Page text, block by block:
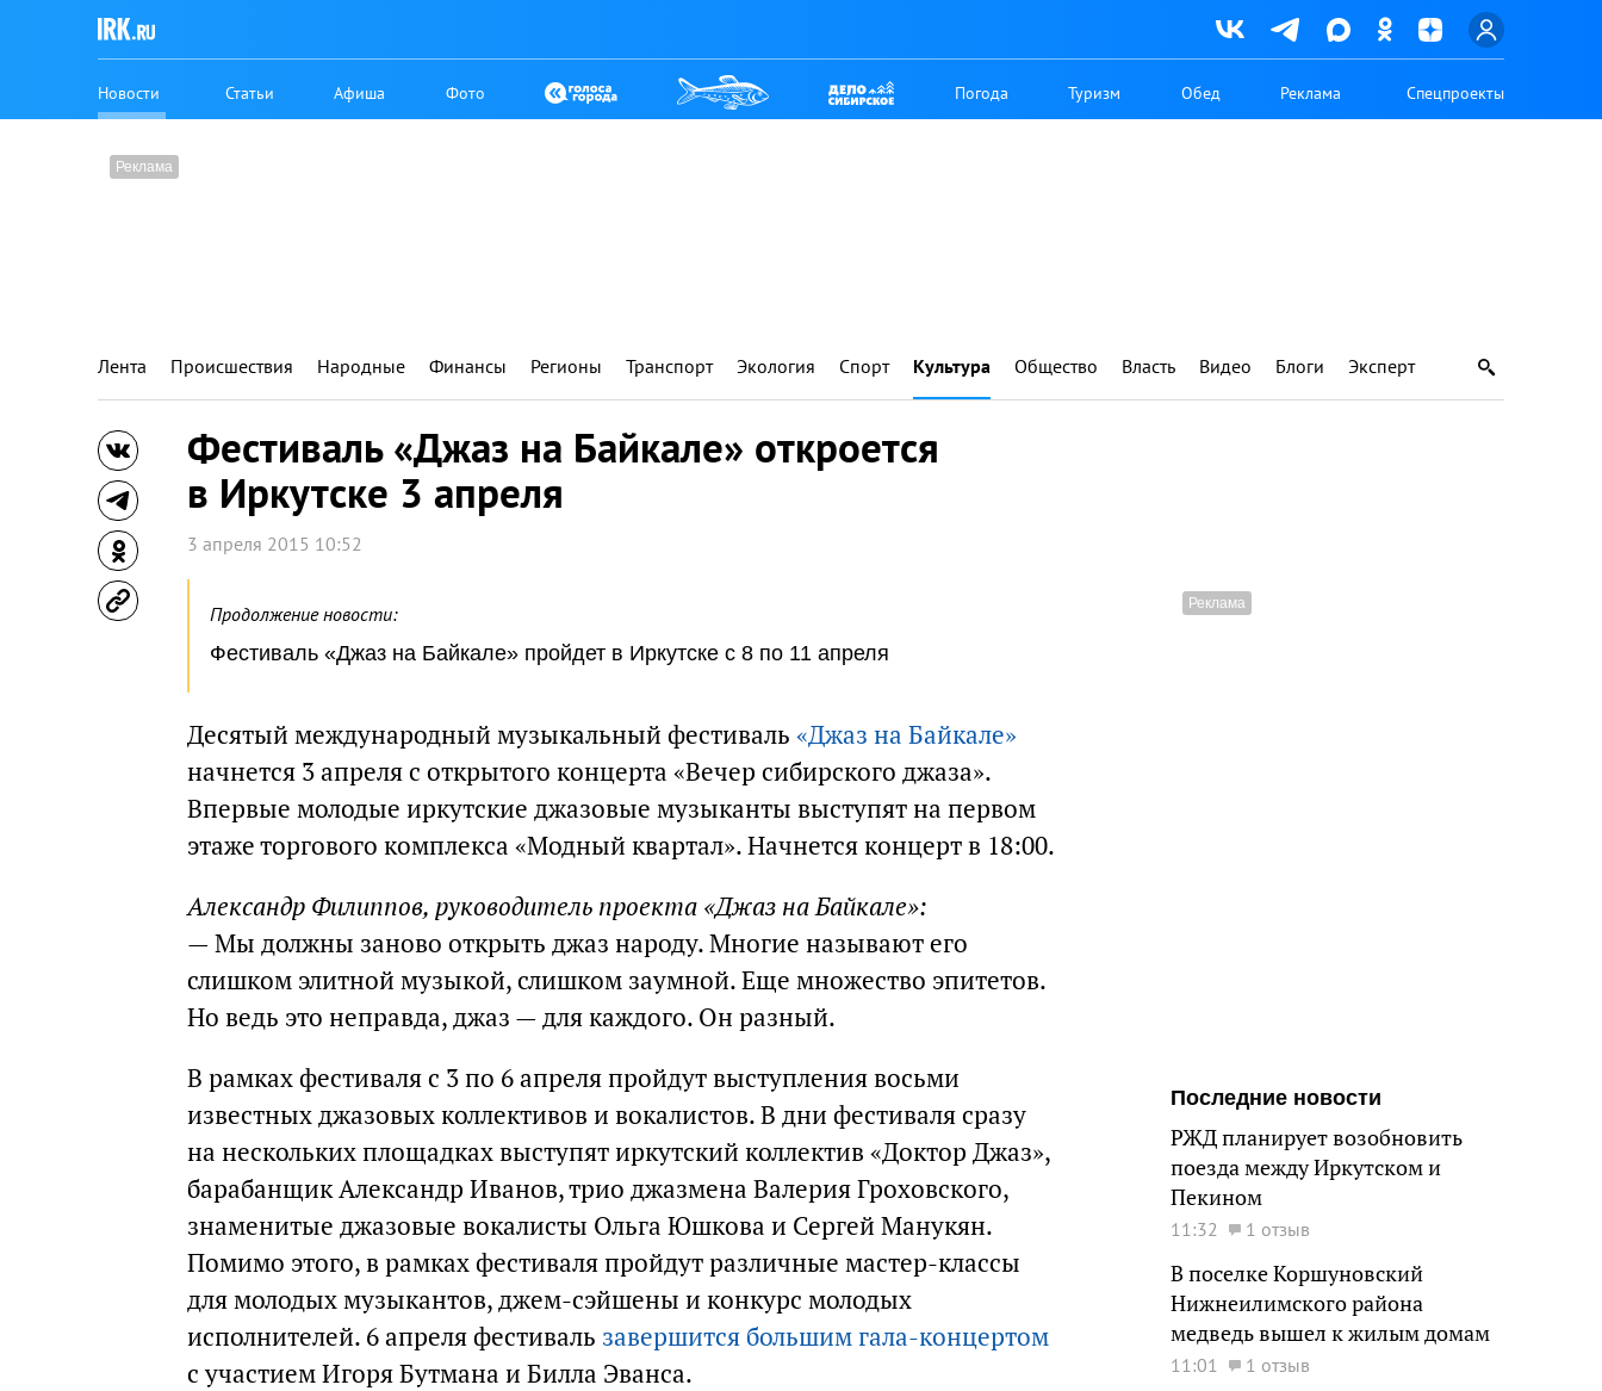
Новости Статьи Афиша Фото Погода Туризм Обед Реклама Спецпроекты
Лента Происшествия Народные Финансы Регионы Транспорт Экология Спорт Культура Общество Власть Видео Блоги Эксперт
Фестиваль «Джаз на Байкале» откроется
в Иркутске 3 апреля
3 апреля 2015 10:52
Продолжение новости:
Фестиваль «Джаз на Байкале» пройдет в Иркутске с 8 по 11 апреля
Десятый международный музыкальный фестиваль «Джаз на Байкале»
начнется 3 апреля с открытого концерта «Вечер сибирского джаза».
Впервые молодые иркутские джазовые музыканты выступят на первом
этаже торгового комплекса «Модный квартал». Начнется концерт в 18:00.
Александр Филиппов, руководитель проекта «Джаз на Байкале»:
— Мы должны заново открыть джаз народу. Многие называют его
слишком элитной музыкой, слишком заумной. Еще множество эпитетов.
Но ведь это неправда, джаз — для каждого. Он разный.
В рамках фестиваля с 3 по 6 апреля пройдут выступления восьми
известных джазовых коллективов и вокалистов. В дни фестиваля сразу
на нескольких площадках выступят иркутский коллектив «Доктор Джаз»,
барабанщик Александр Иванов, трио джазмена Валерия Гроховского,
знаменитые джазовые вокалисты Ольга Юшкова и Сергей Манукян.
Помимо этого, в рамках фестиваля пройдут различные мастер-классы
для молодых музыкантов, джем-сэйшены и конкурс молодых
исполнителей. 6 апреля фестиваль завершится большим гала-концертом
с участием Игоря Бутмана и Билла Эванса.
Последние новости
РЖД планирует возобновить
поезда между Иркутском и
Пекином
11:32 1 отзыв
В поселке Коршуновский
Нижнеилимского района
медведь вышел к жилым домам
11:01 1 отзыв